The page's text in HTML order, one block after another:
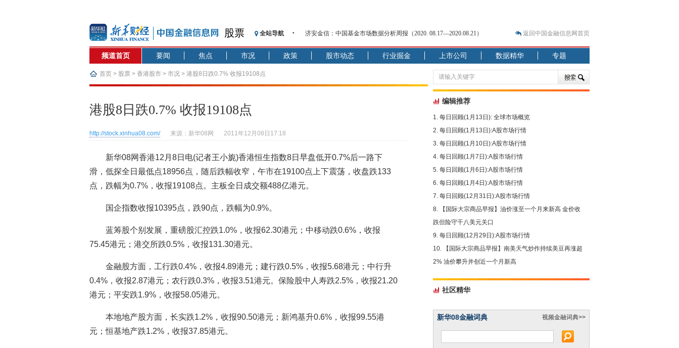
股票 全站导航
济安金信：中国基金市场数据分析周报（2020. 08.17—2020.08.21）
【见·闻】疫情下，新加坡旅游业步履维艰
记者手记：疫情下的香港零售业如何浴火重生？
【见·闻】疫情下一家香港传统零售商的转型突围之旅
济安金信：中国基金市场数据分析周报（2020. 07.27—2020.07.31）
【新华财经调查】同业存单、结构性存款玩起“跷跷板” 结构性失衡藏
基本面及股市双轮冲击 债市回调十年期债表现最弱
返回中国金融信息网首页
频道首页 要闻 焦点 市况 政策 股市动态 行业掘金 上市公司 数据精华 专题
首页 > 股票 > 香港股市 > 市况 > 港股8日跌0.7% 收报19108点
港股8日跌0.7% 收报19108点
http://stock.xinhua08.com/ 来源：新华08网 2011年12月08日17:18
新华08网香港12月8日电(记者王小旎)香港恒生指数8日早盘低开0.7%后一路下
滑，低探全日最低点18956点，随后跌幅收窄，午市在19100点上下震荡，收盘跌133
点，跌幅为0.7%，收报19108点。主板全日成交额488亿港元。
国企指数收报10395点，跌90点，跌幅为0.9%。
蓝筹股个别发展，重磅股汇控跌1.0%，收报62.30港元；中移动跌0.6%，收报
75.45港元；港交所跌0.5%，收报131.30港元。
金融股方面，工行跌0.4%，收报4.89港元；建行跌0.5%，收报5.68港元；中行升
0.4%，收报2.87港元；农行跌0.3%，收报3.51港元。保险股中人寿跌2.5%，收报21.20
港元；平安跌1.9%，收报58.05港元。
本地地产股方面，长实跌1.2%，收报90.50港元；新鸿基升0.6%，收报99.55港
元；恒基地产跌1.2%，收报37.85港元。
编辑推荐
每日回顾(1月13日): 全球市场概览
每日回顾(1月13日):A股市场行情
每日回顾(1月10日):A股市场行情
每日回顾(1月7日):A股市场行情
每日回顾(1月6日):A股市场行情
每日回顾(1月4日):A股市场行情
每日回顾(12月31日):A股市场行情
【国际大宗商品早报】油价涨至一个月来新高 金价收
跌但险守千八美元关口
每日回顾(12月29日):A股市场行情
【国际大宗商品早报】南美天气炒作持续美豆再涨超
2% 油价攀升并创近一个月新高
社区精华
新华08金融词典 视频金融词典>>